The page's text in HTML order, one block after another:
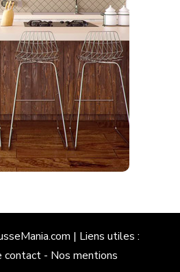
| Liens utiles :
contact- Nos mentions